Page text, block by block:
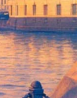
с группой